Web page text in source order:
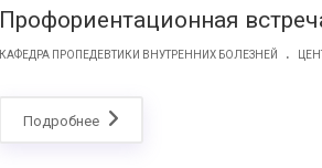
Профориентационная
КАФЕДРА ПРОПЕДЕВТИКИ ВНУТРЕННИХ БОЛЕЗНЕЙ .
Подробнее